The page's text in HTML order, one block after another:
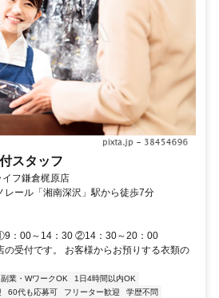
スタッフ
フ鎌倉梶原店
レール「湘南深沢」駅から徒歩7分
：00～14：30 ②14：30～20：00
の受付です。 お客様からお預りする衣類の
副業・WワークOK
1日4時間以内OK
60代も応募可 フリーター歓迎
学歴不問